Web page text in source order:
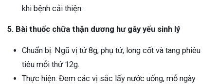
khi bệnh cải thiện.
5. Bài thuốc chữa thận dương hư gây yếu sinh lý
Chuẩn bị: Ngũ vị tử 8g, phụ tử, long cốt và tang phiêu
tiêu mỗi thứ 12g.
Thực hiện: Đem các vị sắc lấy nước uống, mỗ ngày